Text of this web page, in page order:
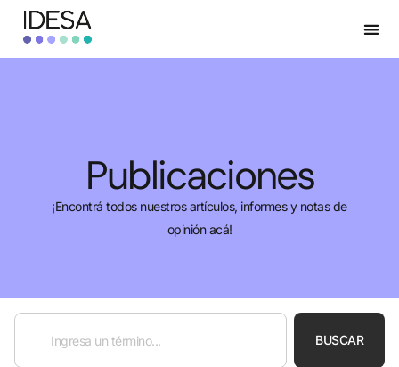
Publicaciones
¡Encontrá todos nuestros artículos, informes y notas de
opinión acá!
BUSCAR